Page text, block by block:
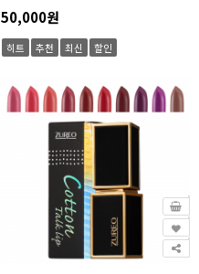
부담을 받고 있습니다. JB 밀크씨슬
Super는 이러한 현대인의 라이프스타일을
고려하여 간 건강을 체계적으로 관리할 수
약품안전처에서 인정한 기능성 원료로, 간
건강에 도움을 줄 수 있음이 확인된 성분입
니다. 여기에 엄선된 부원료를 함께 배합하
여 바쁜 일상 속에서도 보다 편리하게 건강
을 관리할 수 있도록 구성하였습니다. 특히
1일 1포 스틱 타입으로 언제 어디서나 간
편하게 섭취할 수 있어 출근 전, 업무 중, 출
장이나 여행 시에도 부담 없이 건강관리가
가능합니다. 물과 함께 손쉽게 섭취할 수
있는 휴대성은 바쁜 직장인과 자영업자, 잦
50,000원
히트 추천 최신 할인